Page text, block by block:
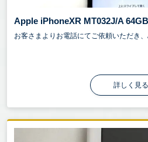
Apple iPhoneXR MT032J/A
お客さまよりお電話にてご依頼いただき
詳しく見る